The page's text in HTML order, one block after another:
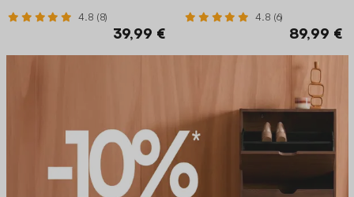
4.8 (8)
39,99 €
4.8 (6)
89,99 €